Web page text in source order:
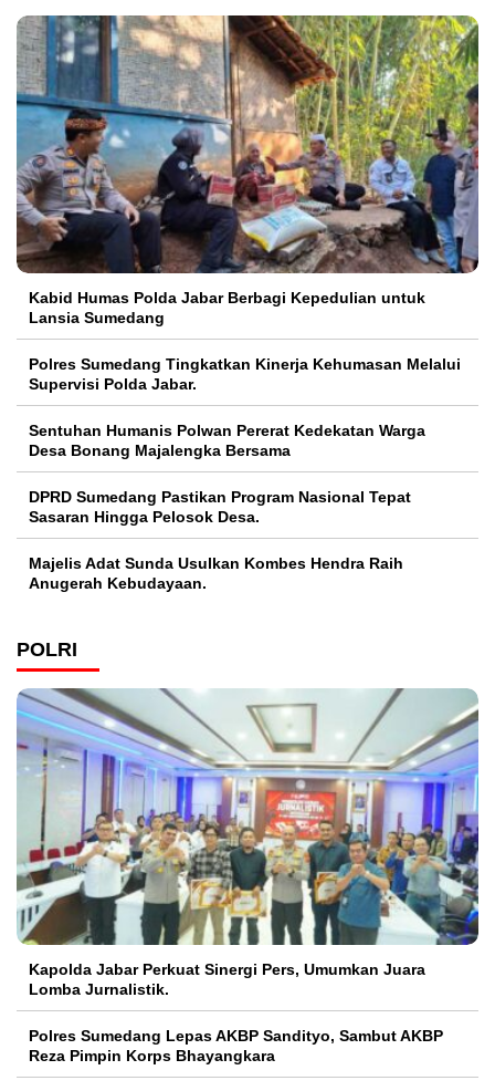
Kabid Humas Polda Jabar Berbagi Kepedulian untuk
Lansia Sumedang
Polres Sumedang Tingkatkan Kinerja Kehumasan Melalui
Supervisi Polda Jabar.
Sentuhan Humanis Polwan Pererat Kedekatan Warga
Desa Bonang Majalengka Bersama
DPRD Sumedang Pastikan Program Nasional Tepat
Sasaran Hingga Pelosok Desa.
Majelis Adat Sunda Usulkan Kombes Hendra Raih
Anugerah Kebudayaan.
POLRI
Kapolda Jabar Perkuat Sinergi Pers, Umumkan Juara
Lomba Jurnalistik.
Polres Sumedang Lepas AKBP Sandityo, Sambut AKBP
Reza Pimpin Korps Bhayangkara